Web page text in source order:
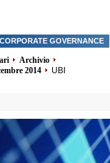
CORPORATE GOVERNANCE
Archivio
2014
UBI